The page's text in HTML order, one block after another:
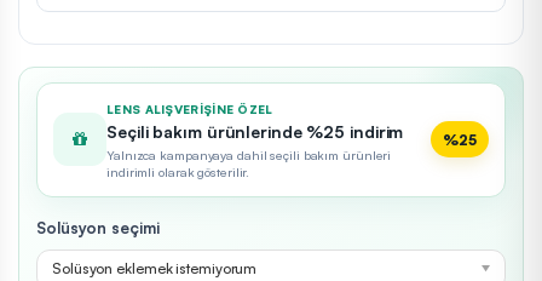
LENS ALIŞVERIŞINE ÖZEL
Seçili bakım ürünlerinde %25 indirim
Yalnızca kampanyaya dahil seçili bakım ürünleri
indirimli olarak gösterilir.
%25
Solüsyon seçimi
Solüsyon eklemek istemiyorum